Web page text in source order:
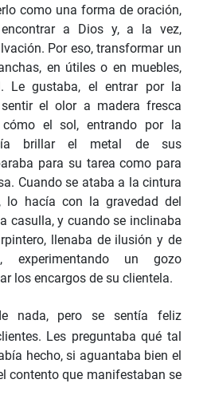
como una forma de oración,
a Dios y, a la vez,
Por eso, transformar un
en útiles o en muebles,
Le gustaba, el entrar por la
el olor a madera fresca
cómo el sol, entrando por la
brillar el metal de sus
para su tarea como para
Cuando se ataba a la cintura
lo hacía con la gravedad del
casulla, y cuando se inclinaba
llenaba de ilusión y de
experimentando un gozo
los encargos de su clientela.
nada, pero se sentía feliz
Les preguntaba qué tal
hecho, si aguantaba bien el
contento que manifestaban se